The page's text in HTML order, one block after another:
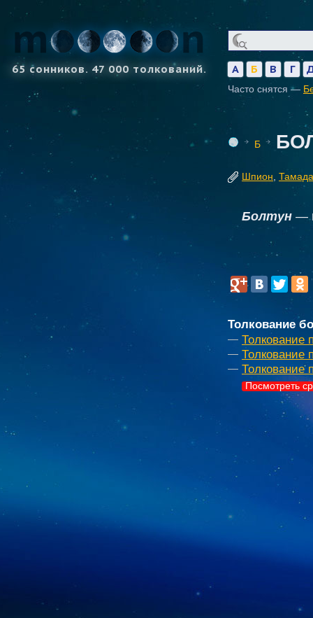
65 сонников. 47 000 толкований. А Б В Г
Часто снятся —
Б
Шпион Тамада
Болтун —
Толкование
Толкование
Толкование
Толкование
Посмотреть